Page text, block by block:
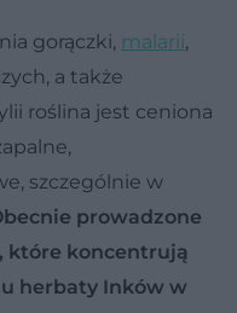
gorączki, malarii,
a także
roślina jest ceniona
szczególnie w
prowadzone
które koncentrują
herbaty Inków w